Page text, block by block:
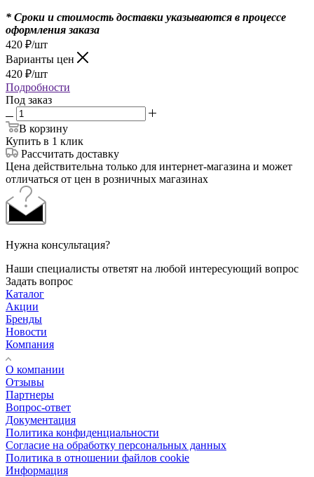
* Сроки и стоимость доставки указываются в процессе
оформления заказа
420 ₽/шт
Варианты цен
420 ₽/шт
Подробности
Под заказ
В корзину
Купить в 1 клик
Рассчитать доставку
Цена действительна только для интернет-магазина и может
отличаться от цен в розничных магазинах
Нужна консультация?
Наши специалисты ответят на любой интересующий вопрос
Задать вопрос
Каталог
Акции
Бренды
Новости
Компания
О компании
Отзывы
Партнеры
Вопрос-ответ
Документация
Политика конфиденциальности
Согласие на обработку персональных данных
Политика в отношении файлов cookie
Информация